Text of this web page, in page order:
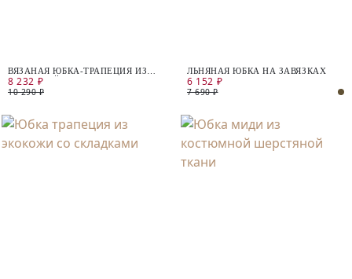
ВЯЗАНАЯ ЮБКА-ТРАПЕЦИЯ ИЗ
СМЕСОВОЙ ВИСКОЗЫ
8 232 ₽
10 290 ₽
ЛЬНЯНАЯ ЮБКА НА ЗАВЯЗКАХ
6 152 ₽
7 690 ₽